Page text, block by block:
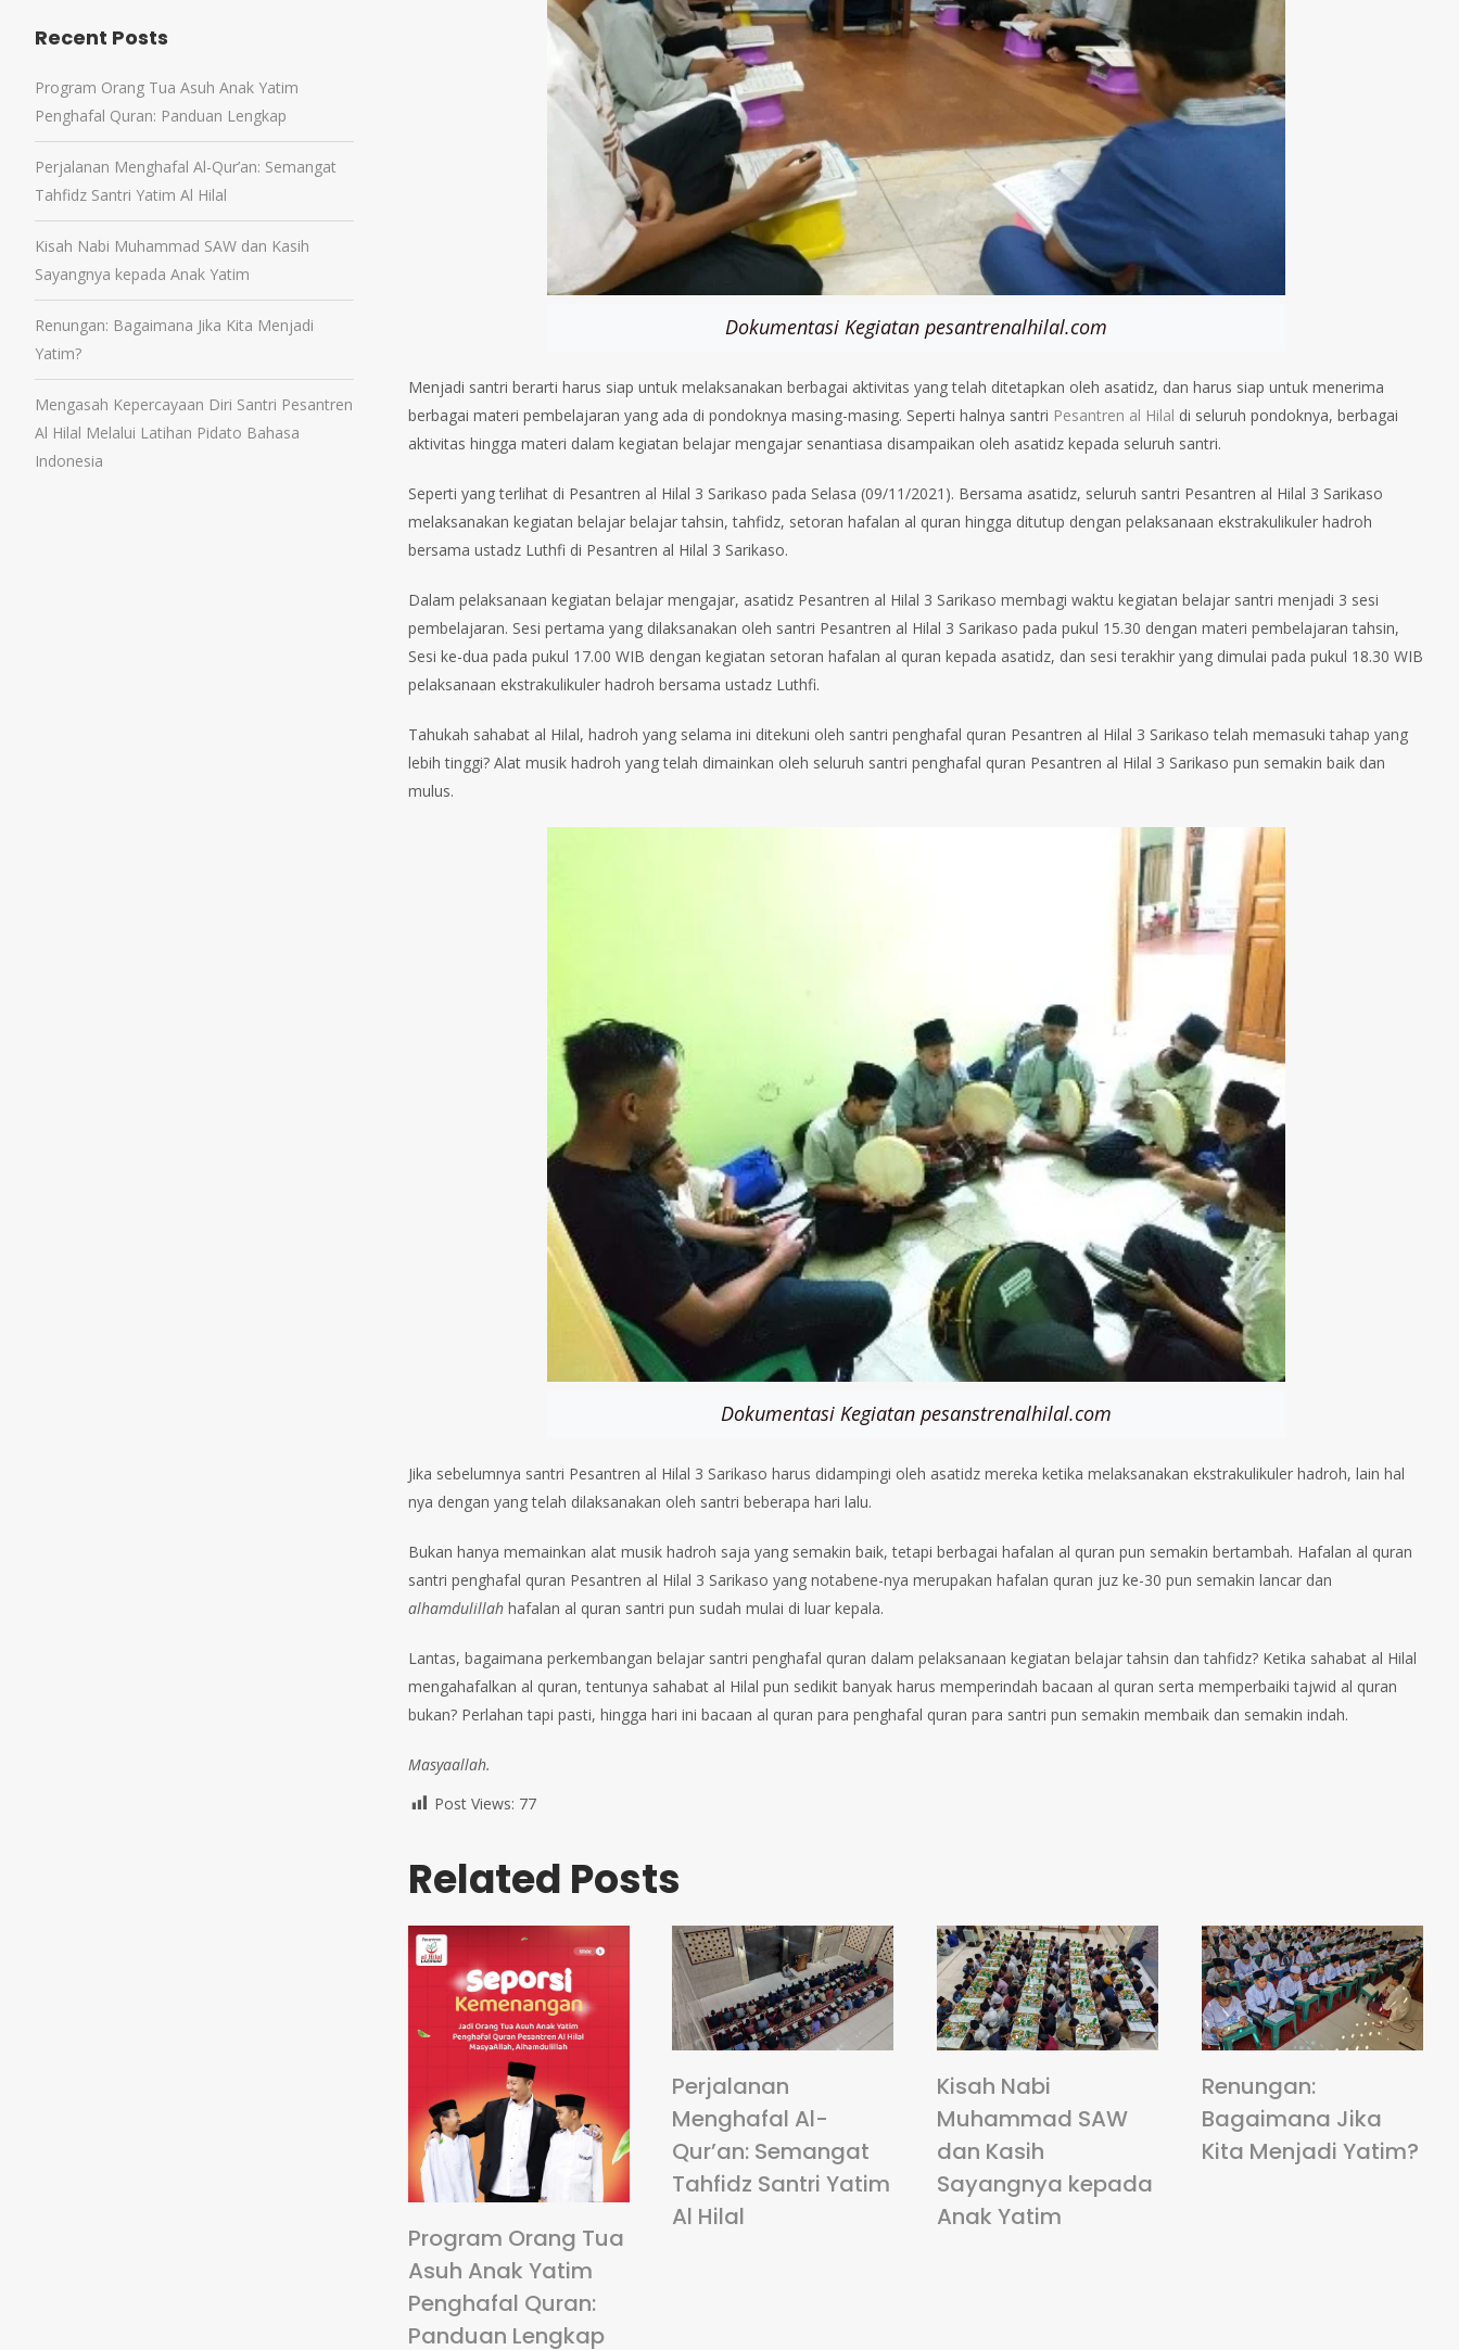
Dokumentasi Kegiatan pesantrenalhilal.com
Menjadi santri berarti harus siap untuk melaksanakan berbagai aktivitas yang telah ditetapkan oleh asatidz, dan harus siap untuk menerima
berbagai materi pembelajaran yang ada di pondoknya masing-masing. Seperti halnya santri Pesantren al Hilal di seluruh pondoknya, berbagai
aktivitas hingga materi dalam kegiatan belajar mengajar senantiasa disampaikan oleh asatidz kepada seluruh santri.
Seperti yang terlihat di Pesantren al Hilal 3 Sarikaso pada Selasa (09/11/2021). Bersama asatidz, seluruh santri Pesantren al Hilal 3 Sarikaso
melaksanakan kegiatan belajar belajar tahsin, tahfidz, setoran hafalan al quran hingga ditutup dengan pelaksanaan ekstrakulikuler hadroh
bersama ustadz Luthfi di Pesantren al Hilal 3 Sarikaso.
Dalam pelaksanaan kegiatan belajar mengajar, asatidz Pesantren al Hilal 3 Sarikaso membagi waktu kegiatan belajar santri menjadi 3 sesi
pembelajaran. Sesi pertama yang dilaksanakan oleh santri Pesantren al Hilal 3 Sarikaso pada pukul 15.30 dengan materi pembelajaran tahsin,
Sesi ke-dua pada pukul 17.00 WIB dengan kegiatan setoran hafalan al quran kepada asatidz, dan sesi terakhir yang dimulai pada pukul 18.30 WIB
pelaksanaan ekstrakulikuler hadroh bersama ustadz Luthfi.
Tahukah sahabat al Hilal, hadroh yang selama ini ditekuni oleh santri penghafal quran Pesantren al Hilal 3 Sarikaso telah memasuki tahap yang
lebih tinggi? Alat musik hadroh yang telah dimainkan oleh seluruh santri penghafal quran Pesantren al Hilal 3 Sarikaso pun semakin baik dan
mulus.
Dokumentasi Kegiatan pesanstrenalhilal.com
Jika sebelumnya santri Pesantren al Hilal 3 Sarikaso harus didampingi oleh asatidz mereka ketika melaksanakan ekstrakulikuler hadroh, lain hal
nya dengan yang telah dilaksanakan oleh santri beberapa hari lalu.
Bukan hanya memainkan alat musik hadroh saja yang semakin baik, tetapi berbagai hafalan al quran pun semakin bertambah. Hafalan al quran
santri penghafal quran Pesantren al Hilal 3 Sarikaso yang notabene-nya merupakan hafalan quran juz ke-30 pun semakin lancar dan
alhamdulillah hafalan al quran santri pun sudah mulai di luar kepala.
Lantas, bagaimana perkembangan belajar santri penghafal quran dalam pelaksanaan kegiatan belajar tahsin dan tahfidz? Ketika sahabat al Hilal
mengahafalkan al quran, tentunya sahabat al Hilal pun sedikit banyak harus memperindah bacaan al quran serta memperbaiki tajwid al quran
bukan? Perlahan tapi pasti, hingga hari ini bacaan al quran para penghafal quran para santri pun semakin membaik dan semakin indah.
Masyaallah.
Post Views: 77
Related Posts
Program Orang Tua
Asuh Anak Yatim
Penghafal Quran:
Panduan Lengkap
Perjalanan
Menghafal Al-
Qur’an: Semangat
Tahfidz Santri Yatim
Al Hilal
Kisah Nabi
Muhammad SAW
dan Kasih
Sayangnya kepada
Anak Yatim
Renungan:
Bagaimana Jika
Kita Menjadi Yatim?
Recent Posts
Program Orang Tua Asuh Anak Yatim
Penghafal Quran: Panduan Lengkap
Perjalanan Menghafal Al-Qur’an: Semangat
Tahfidz Santri Yatim Al Hilal
Kisah Nabi Muhammad SAW dan Kasih
Sayangnya kepada Anak Yatim
Renungan: Bagaimana Jika Kita Menjadi
Yatim?
Mengasah Kepercayaan Diri Santri Pesantren
Al Hilal Melalui Latihan Pidato Bahasa
Indonesia